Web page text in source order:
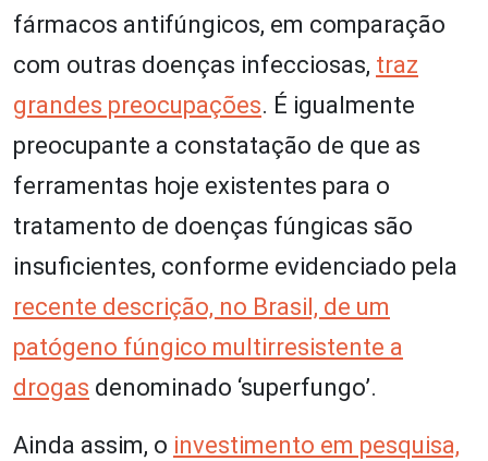
fármacos antifúngicos, em comparação
com outras doenças infecciosas, traz
grandes preocupações. É igualmente
preocupante a constatação de que as
ferramentas hoje existentes para o
tratamento de doenças fúngicas são
insuficientes, conforme evidenciado pela
recente descrição, no Brasil, de um
patógeno fúngico multirresistente a
drogas denominado ‘superfungo’.
Ainda assim, o investimento em pesquisa,